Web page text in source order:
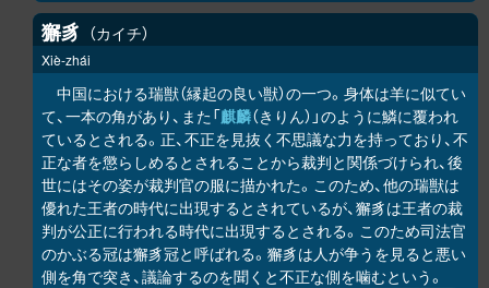
獬豸 カイチ
Xiè-zhái
中国における瑞獣（縁起の良い獣）の一つ。身体は羊に似てい
て、一本の角があり、また「麒麟（きりん）」のように鱗に覆われ
ているとされる。正、不正を見抜く不思議な力を持っており、不
正な者を懲らしめるとされることから裁判と関係づけられ、後
世にはその姿が裁判官の服に描かれた。このため、他の瑞獣は
優れた王者の時代に出現するとされているが、獬豸は王者の裁
判が公正に行われる時代に出現するとされる。このため司法官
のかぶる冠は獬豸冠と呼ばれる。獬豸は人が争うを見ると悪い
側を角で突き、議論するのを聞くと不正な側を噛むという。